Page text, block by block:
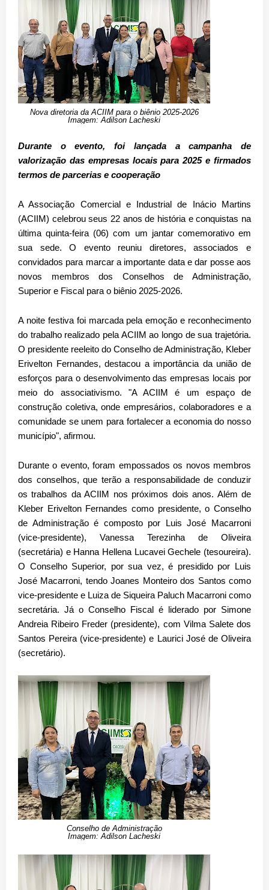
Nova diretoria da ACIIM para o biênio 2025-2026
Imagem: Adilson Lacheski
Durante o evento, foi lançada a campanha de
valorização das empresas locais para 2025 e firmados
termos de parcerias e cooperação
A Associação Comercial e Industrial de Inácio Martins
(ACIIM) celebrou seus 22 anos de história e conquistas na
última quinta-feira (06) com um jantar comemorativo em
sua sede. O evento reuniu diretores, associados e
convidados para marcar a importante data e dar posse aos
novos membros dos Conselhos de Administração,
Superior e Fiscal para o biênio 2025-2026.
A noite festiva foi marcada pela emoção e reconhecimento
do trabalho realizado pela ACIIM ao longo de sua trajetória.
O presidente reeleito do Conselho de Administração, Kleber
Erivelton Fernandes, destacou a importância da união de
esforços para o desenvolvimento das empresas locais por
meio do associativismo. "A ACIIM é um espaço de
construção coletiva, onde empresários, colaboradores e a
comunidade se unem para fortalecer a economia do nosso
município", afirmou.
Durante o evento, foram empossados os novos membros
dos conselhos, que terão a responsabilidade de conduzir
os trabalhos da ACIIM nos próximos dois anos. Além de
Kleber Erivelton Fernandes como presidente, o Conselho
de Administração é composto por Luis José Macarroni
(vice-presidente), Vanessa Terezinha de Oliveira
(secretária) e Hanna Hellena Lucavei Gechele (tesoureira).
O Conselho Superior, por sua vez, é presidido por Luis
José Macarroni, tendo Joanes Monteiro dos Santos como
vice-presidente e Luiza de Siqueira Paluch Macarroni como
secretária. Já o Conselho Fiscal é liderado por Simone
Andreia Ribeiro Freder (presidente), com Vilma Salete dos
Santos Pereira (vice-presidente) e Laurici José de Oliveira
(secretário).
Conselho de Administração
Imagem: Adilson Lacheski